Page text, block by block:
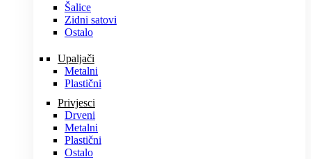
Šalice
Zidni satovi
Ostalo
Upaljači
Metalni
Plastični
Privjesci
Drveni
Metalni
Plastični
Ostalo